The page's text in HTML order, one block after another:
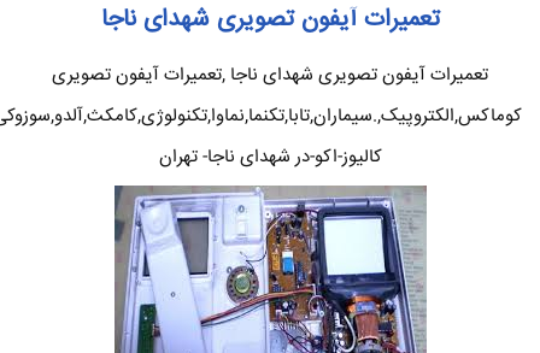
تعمیرات آیفون تصویری شهدای ناجا
تعمیرات آیفون تصویری شهدای ناجا ,تعمیرات آیفون تصویری
کالیوز-اکو-در شهدای ناجا- تهران